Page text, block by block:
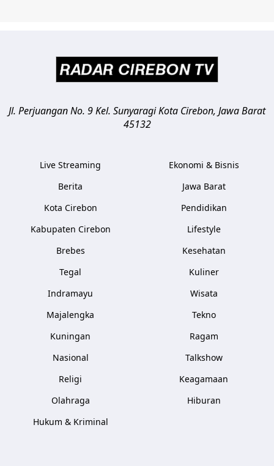
Jl. Perjuangan No. 9 Kel. SunyaragiKota Cirebon, Jawa Barat
45132
Live Streaming
Berita
Kota Cirebon
Kabupaten Cirebon
Brebes
Tegal
Indramayu
Majalengka
Kuningan
Nasional
Religi
Olahraga
Hukum & Kriminal
Ekonomi & Bisnis
Jawa Barat
Pendidikan
Lifestyle
Kesehatan
Kuliner
Wisata
Tekno
Ragam
Talkshow
Keagamaan
Hiburan